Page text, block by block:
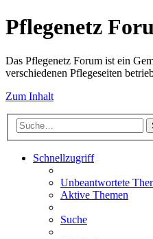
Pflegenetz
Das Pflegenetz Forum ist ein
verschiedenen Pflegeseiten
Zum Inhalt
Schnellzugriff
Unbeantwortete
Aktive Themen
Suche